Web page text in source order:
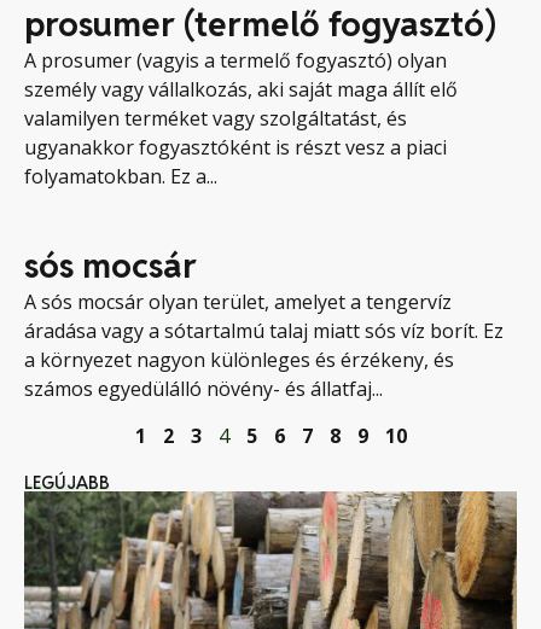
prosumer (termelő fogyasztó)
A prosumer (vagyis a termelő fogyasztó) olyan
személy vagy vállalkozás, aki saját maga állít elő
valamilyen terméket vagy szolgáltatást, és
ugyanakkor fogyasztóként is részt vesz a piaci
folyamatokban. Ez a...
sós mocsár
A sós mocsár olyan terület, amelyet a tengervíz
áradása vagy a sótartalmú talaj miatt sós víz borít. Ez
a környezet nagyon különleges és érzékeny, és
számos egyedülálló növény- és állatfaj...
1
2 3 4 5 6 7 8 9 10
LEGÚJABB